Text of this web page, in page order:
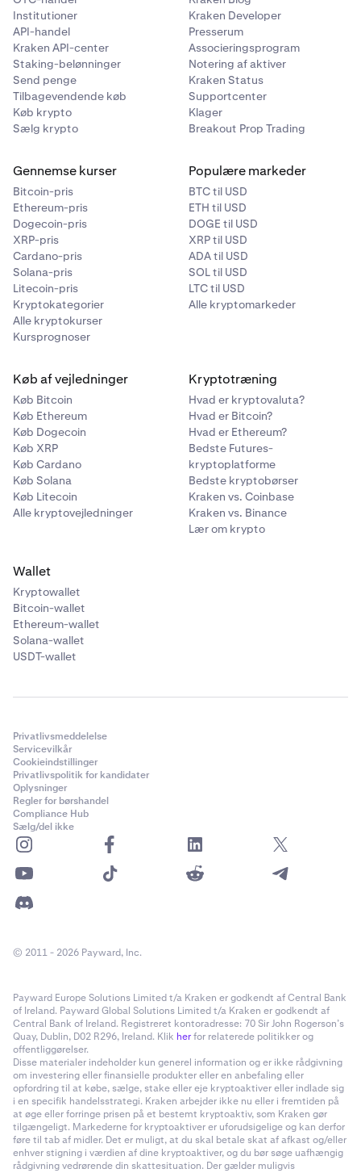
Institutioner
API-handel
Kraken API-center
Staking-belønninger
Send penge
Tilbagevendende køb
Køb krypto
Sælg krypto
Kraken Developer
Presserum
Associeringsprogram
Notering af aktiver
Kraken Status
Supportcenter
Klager
Breakout Prop Trading
Gennemse kurser
Bitcoin-pris
Ethereum-pris
Dogecoin-pris
XRP-pris
Cardano-pris
Solana-pris
Litecoin-pris
Kryptokategorier
Alle kryptokurser
Kursprognoser
Populære markeder
BTC til USD
ETH til USD
DOGE til USD
XRP til USD
ADA til USD
SOL til USD
LTC til USD
Alle kryptomarkeder
Køb af vejledninger
Køb Bitcoin
Køb Ethereum
Køb Dogecoin
Køb XRP
Køb Cardano
Køb Solana
Køb Litecoin
Alle kryptovejledninger
Kryptotræning
Hvad er kryptovaluta?
Hvad er Bitcoin?
Hvad er Ethereum?
Bedste Futures-
kryptoplatforme
Bedste kryptobørser
Kraken vs. Coinbase
Kraken vs. Binance
Lær om krypto
Wallet
Kryptowallet
Bitcoin-wallet
Ethereum-wallet
Solana-wallet
USDT-wallet
Privatlivsmeddelelse
Servicevilkår
Cookieindstillinger
Privatlivspolitik for kandidater
Oplysninger
Regler for børshandel
Compliance Hub
Sælg/del ikke
© 2011 - 2026 Payward, Inc.
Payward Europe Solutions Limited t/a Kraken er godkendt af Central Bank
of Ireland. Payward Global Solutions Limited t/a Kraken er godkendt af
Central Bank of Ireland. Registreret kontoradresse: 70 Sir John Rogerson’s
Quay, Dublin, D02 R296, Ireland. Klik herfor relaterede politikker og
offentliggørelser.
Disse materialer indeholder kun generel information og er ikke rådgivning
om investering eller finansielle produkter eller en anbefaling eller
opfordring til at købe, sælge, stake eller eje kryptoaktiver eller indlade sig
i en specifik handelsstrategi. Kraken arbejder ikke nu eller i fremtiden på
at øge eller forringe prisen på et bestemt kryptoaktiv, som Kraken gør
tilgængeligt. Markederne for kryptoaktiver er uforudsigelige og kan derfor
føre til tab af midler. Det er muligt, at du skal betale skat af afkast og/eller
enhver stigning i værdien af dine kryptoaktiver, og du bør søge uafhængig
rådgivning vedrørende din skattesituation. Der gælder muligvis